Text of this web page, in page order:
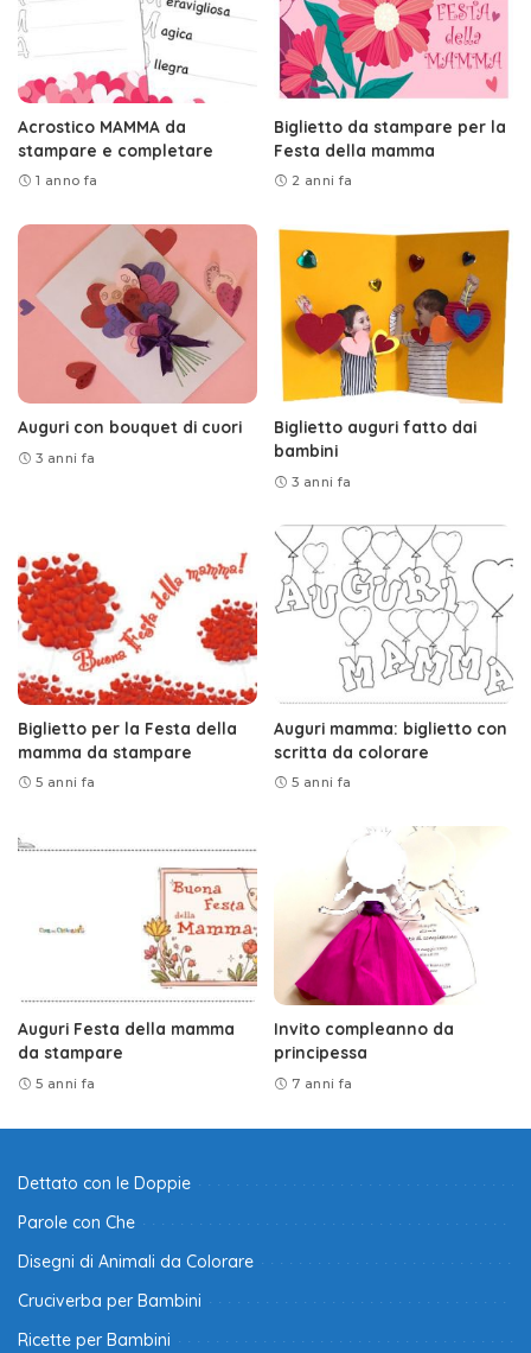
Acrostico MAMMA da
stampare e completare
1 anno fa
Biglietto da stampare per la
Festa della mamma
2 anni fa
Auguri con bouquet di cuori
3 anni fa
Biglietto auguri fatto dai
bambini
3 anni fa
Biglietto per la Festa della
mamma da stampare
5 anni fa
Auguri mamma: biglietto con
scritta da colorare
5 anni fa
Auguri Festa della mamma
da stampare
5 anni fa
Invito compleanno da
principessa
7 anni fa
Dettato con le Doppie
Parole con Che
Disegni di Animali da Colorare
Cruciverba per Bambini
Ricette per Bambini